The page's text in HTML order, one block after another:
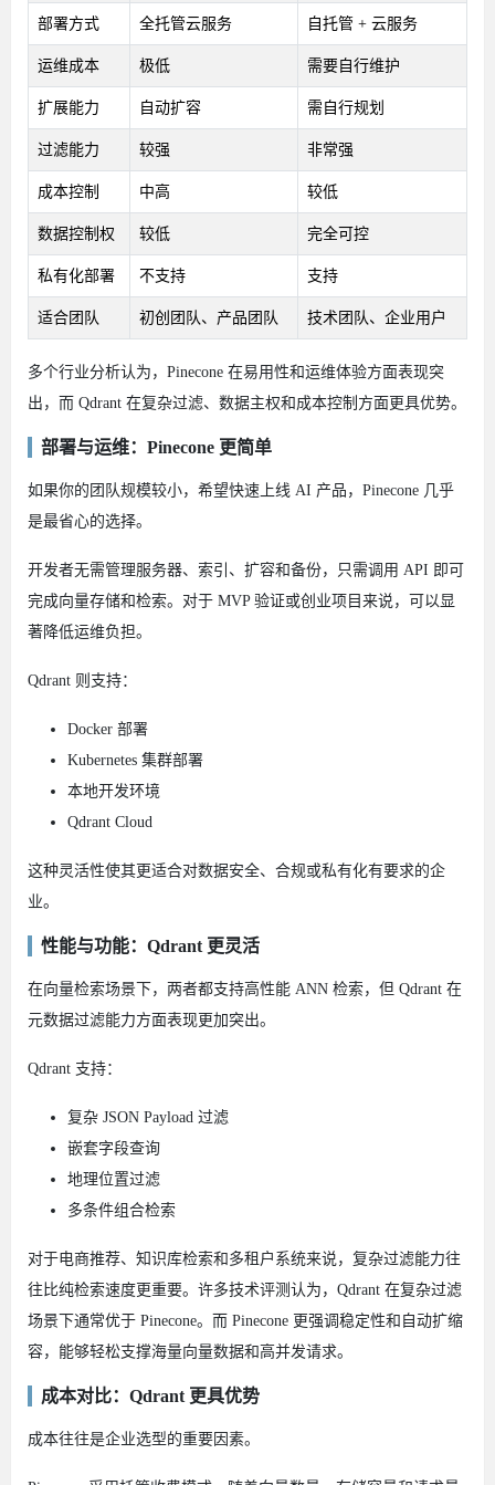
部署方式 全托管云服务 自托管 + 云服务
运维成本 极低 需要自行维护
扩展能力 自动扩容 需自行规划
过滤能力 较强 非常强
成本控制 中高 较低
数据控制权 较低 完全可控
私有化部署 不支持 支持
适合团队 初创团队、产品团队 技术团队、企业用户
多个行业分析认为，Pinecone 在易用性和运维体验方面表现突
出，而 Qdrant 在复杂过滤、数据主权和成本控制方面更具优势。
部署与运维：Pinecone 更简单
如果你的团队规模较小，希望快速上线 AI 产品，Pinecone 几乎
是最省心的选择。
开发者无需管理服务器、索引、扩容和备份，只需调用 API 即可
完成向量存储和检索。对于 MVP 验证或创业项目来说，可以显
著降低运维负担。
Qdrant 则支持：
Docker 部署
Kubernetes 集群部署
本地开发环境
Qdrant Cloud
这种灵活性使其更适合对数据安全、合规或私有化有要求的企
业。
性能与功能：Qdrant 更灵活
在向量检索场景下，两者都支持高性能 ANN 检索，但 Qdrant 在
元数据过滤能力方面表现更加突出。
Qdrant 支持：
复杂 JSON Payload 过滤
嵌套字段查询
地理位置过滤
多条件组合检索
对于电商推荐、知识库检索和多租户系统来说，复杂过滤能力往
往比纯检索速度更重要。许多技术评测认为，Qdrant 在复杂过滤
场景下通常优于 Pinecone。而 Pinecone 更强调稳定性和自动扩缩
容，能够轻松支撑海量向量数据和高并发请求。
成本对比：Qdrant 更具优势
成本往往是企业选型的重要因素。